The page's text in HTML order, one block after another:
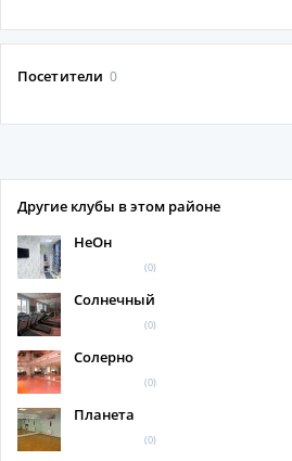
Посетители 0
Другие клубы в этом районе
НеОн
(0)
Солнечный
(0)
Солерно
(0)
Планета
(0)